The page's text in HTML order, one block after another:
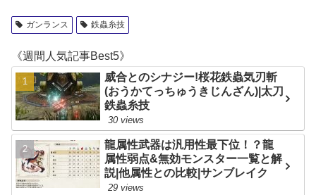
ガンランス 鉄蟲糸技
《週間人気記事Best5》
威合とのシナジー!桜花鉄蟲気刃斬
(おうかてっちゅうきじんざん)|太刀
鉄蟲糸技
30 views
龍属性武器は汎用性最下位！？龍
属性弱点&無効モンスター一覧と解
説|他属性との比較|サンブレイク
29 views